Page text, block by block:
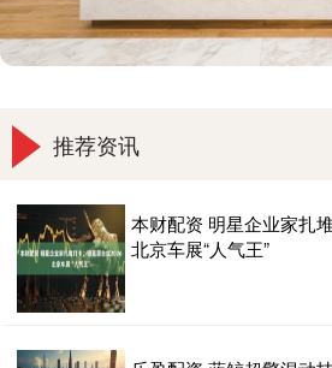
推荐资讯
本财配资 明星企业家扎
北京车展“人气王”